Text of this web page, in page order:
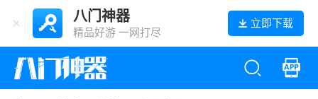
八门神器
精品好游 一网打尽
立即下载